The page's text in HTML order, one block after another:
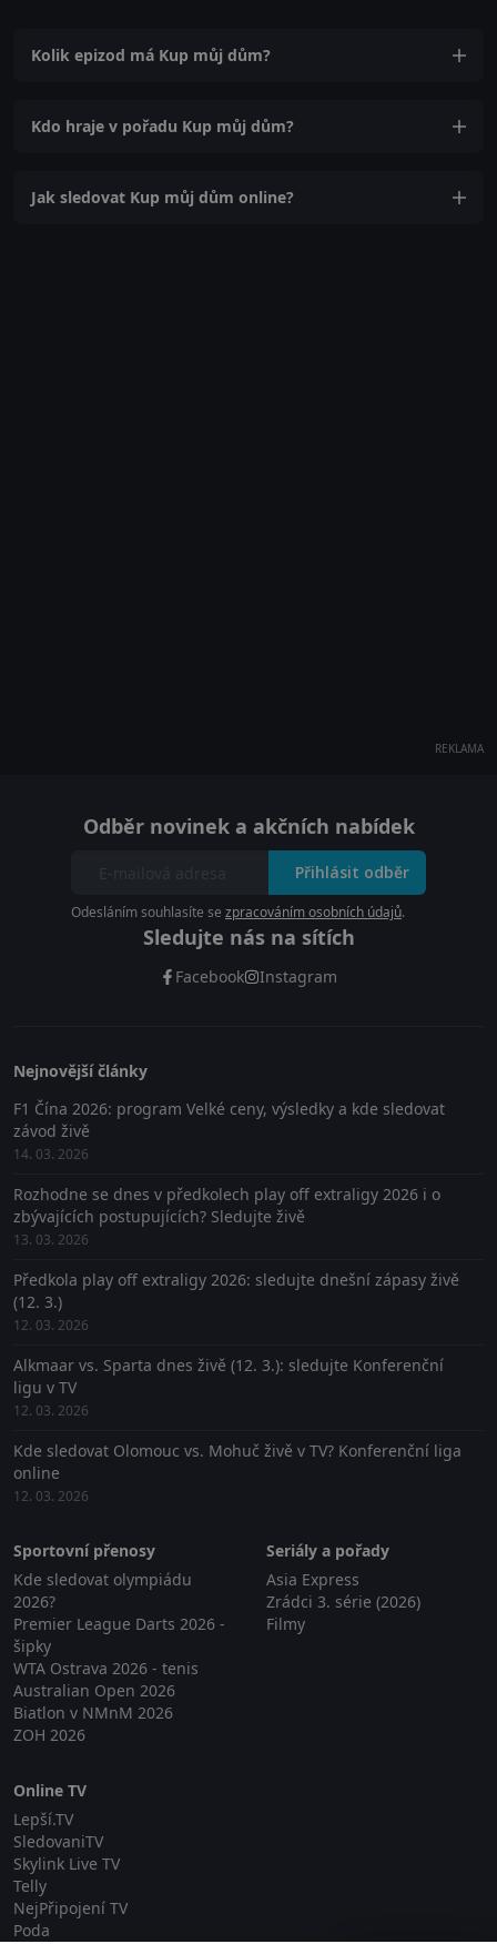
Kolik epizod má Kup můj dům?
Kdo hraje v pořadu Kup můj dům?
Jak sledovat Kup můj dům online?
REKLAMA
Odběr novinek a akčních nabídek
Přihlásit odběr
Odesláním souhlasíte se zpracováním osobních údajů.
Sledujte nás na sítích
Facebook Instagram
Nejnovější články
F1 Čína 2026: program Velké ceny, výsledky a kde sledovat
závod živě
14. 03. 2026
Rozhodne se dnes v předkolech play off extraligy 2026 i o
zbývajících postupujících? Sledujte živě
13. 03. 2026
Předkola play off extraligy 2026: sledujte dnešní zápasy živě
(12. 3.)
12. 03. 2026
Alkmaar vs. Sparta dnes živě (12. 3.): sledujte Konferenční
ligu v TV
12. 03. 2026
Kde sledovat Olomouc vs. Mohuč živě v TV? Konferenční liga
online
12. 03. 2026
Sportovní přenosy
Kde sledovat olympiádu
2026?
Premier League Darts 2026 -
šipky
WTA Ostrava 2026 - tenis
Australian Open 2026
Biatlon v NMnM 2026
ZOH 2026
Seriály a pořady
Asia Express
Zrádci 3. série (2026)
Filmy
Online TV
Lepší.TV
SledovaniTV
Skylink Live TV
Telly
NejPřipojení TV
Poda